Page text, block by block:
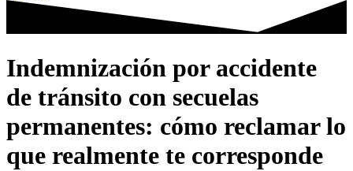
Indemnización por accidente
de tránsito con secuelas
permanentes: cómo reclamar lo
que realmente te corresponde